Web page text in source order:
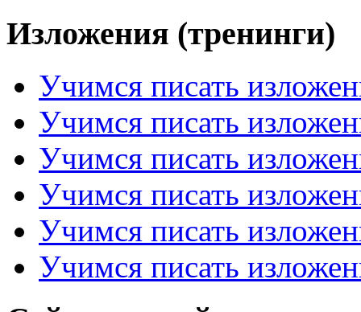
Изложения (тренинги)
Учимся писать
Учимся писать
Учимся писать
Учимся писать
Учимся писать
Учимся писать